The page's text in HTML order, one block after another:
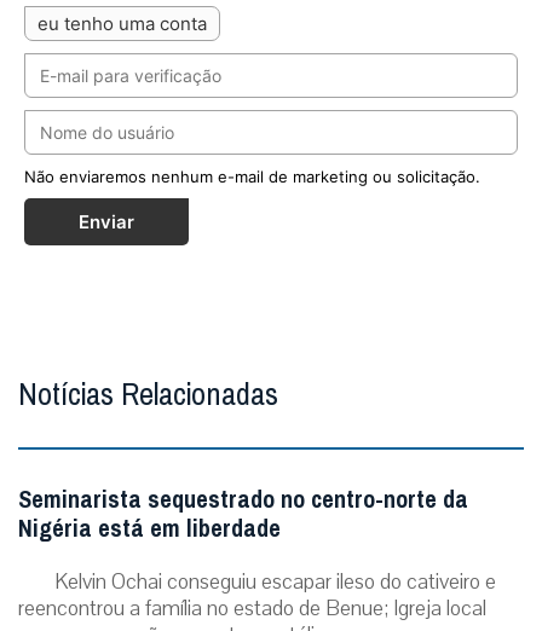
eu tenho uma conta
Não enviaremos nenhum e-mail de marketing ou solicitação.
Enviar
Notícias Relacionadas
Seminarista sequestrado no centro-norte da
Nigéria está em liberdade
Kelvin Ochai conseguiu escapar ileso do cativeiro e
reencontrou a família no estado de Benue; Igreja local